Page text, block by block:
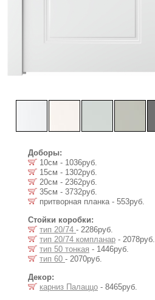
Доборы:
10см - 1036руб.
15см - 1302руб.
20см - 2362руб.
35см - 3732руб.
притворная планка - 553руб.
Стойки коробки:
тип 20/74 - 2286руб.
тип 20/74 компланар - 2078руб.
тип 50 тонкая - 1446руб.
тип 60 - 2070руб.
Декор:
карниз Палаццо - 8465руб.